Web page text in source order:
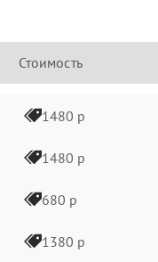
Стоимость
1480 р
1480 р
680 р
1380 р